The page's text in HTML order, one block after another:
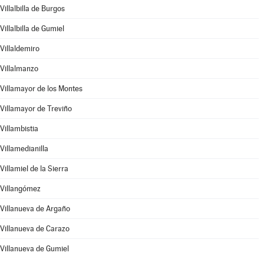
Villalbilla de Burgos
Villalbilla de Gumiel
Villaldemiro
Villalmanzo
Villamayor de los Montes
Villamayor de Treviño
Villambistia
Villamedianilla
Villamiel de la Sierra
Villangómez
Villanueva de Argaño
Villanueva de Carazo
Villanueva de Gumiel